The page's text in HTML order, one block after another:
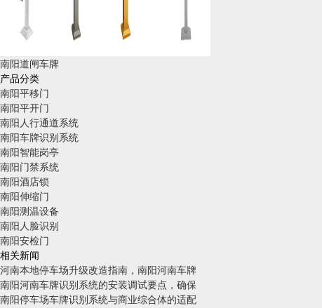
南阳道闸车牌
产品分类
南阳平移门
南阳平开门
南阳人行通道系统
南阳车牌识别系统
南阳智能岗亭
南阳门禁系统
南阳酒店锁
南阳伸缩门
南阳测温设备
南阳人脸识别
南阳安检门
相关新闻
河南本地停车场升级改造指南，南阳河南车牌
南阳河南车牌识别系统的安装调试要点，确保
南阳停车场车牌识别系统与商业综合体的适配